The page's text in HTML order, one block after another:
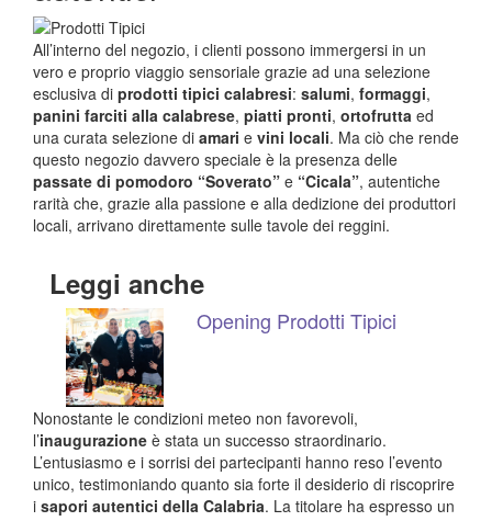
All’interno del negozio, i clienti possono immergersi in un
vero e proprio viaggio sensoriale grazie ad una selezione
esclusiva di prodotti tipici calabresi: salumi, formaggi,
panini farciti alla calabrese, piatti pronti, ortofrutta ed
una curata selezione di amari e vini locali. Ma ciò che rende
questo negozio davvero speciale è la presenza delle
passate di pomodoro “Soverato” e “Cicala”, autentiche
rarità che, grazie alla passione e alla dedizione dei produttori
locali, arrivano direttamente sulle tavole dei reggini.
Leggi anche
Opening Prodotti Tipici
Nonostante le condizioni meteo non favorevoli,
l’inaugurazione è stata un successo straordinario.
L’entusiasmo e i sorrisi dei partecipanti hanno reso l’evento
unico, testimoniando quanto sia forte il desiderio di riscoprire
i sapori autentici della Calabria. La titolare ha espresso un